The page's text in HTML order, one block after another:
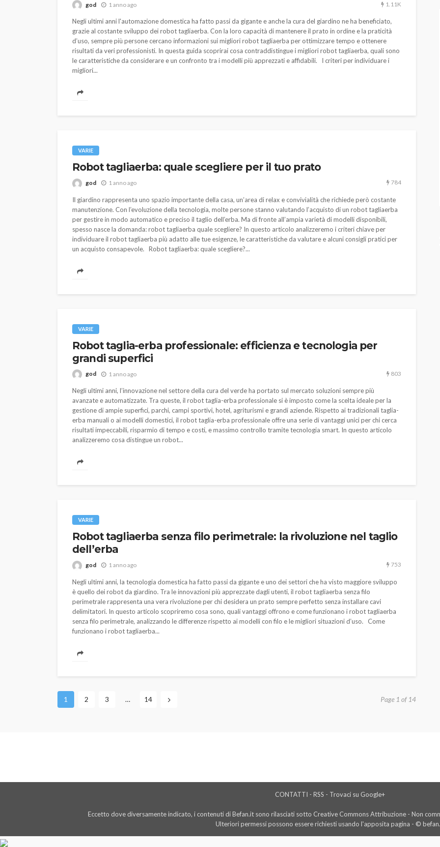
god 1 anno ago 1.11K
Negli ultimi anni l'automazione domestica ha fatto passi da gigante e anche la cura del giardino ne ha beneficiato,
grazie al costante sviluppo dei robot tagliaerba. Con la loro capacità di mantenere il prato in ordine e la praticità
d’uso, sempre più persone cercano informazioni sui migliori robot tagliaerba per ottimizzare tempo e ottenere
risultati da veri professionisti. In questa guida scoprirai cosa contraddistingue i migliori robot tagliaerba, quali sono
le caratteristiche da considerare e un confronto tra i modelli più apprezzati e affidabili. I criteri per individuare i
migliori...
VARIE
Robot tagliaerba: quale scegliere per il tuo prato
god 1 anno ago 784
Il giardino rappresenta uno spazio importante della casa, un’area di relax e convivialità che richiede però costante
manutenzione. Con l’evoluzione della tecnologia, molte persone stanno valutando l’acquisto di un robot tagliaerba
per gestire in modo automatico e preciso il taglio dell’erba. Ma di fronte all’ampia varietà di modelli disponibili,
spesso nasce la domanda: robot tagliaerba quale scegliere? In questo articolo analizzeremo i criteri chiave per
individuare il robot tagliaerba più adatto alle tue esigenze, le caratteristiche da valutare e alcuni consigli pratici per
un acquisto consapevole. Robot tagliaerba: quale scegliere?...
VARIE
Robot taglia-erba professionale: efficienza e tecnologia per
grandi superfici
god 1 anno ago 803
Negli ultimi anni, l’innovazione nel settore della cura del verde ha portato sul mercato soluzioni sempre più
avanzate e automatizzate. Tra queste, il robot taglia-erba professionale si è imposto come la scelta ideale per la
gestione di ampie superfici, parchi, campi sportivi, hotel, agriturismi e grandi aziende. Rispetto ai tradizionali taglia-
erba manuali o ai modelli domestici, il robot taglia-erba professionale offre una serie di vantaggi unici per chi cerca
risultati impeccabili, risparmio di tempo e costi, e massimo controllo tramite tecnologia smart. In questo articolo
analizzeremo cosa distingue un robot...
VARIE
Robot tagliaerba senza filo perimetrale: la rivoluzione nel taglio
dell’erba
god 1 anno ago 753
Negli ultimi anni, la tecnologia domestica ha fatto passi da gigante e uno dei settori che ha visto maggiore sviluppo
è quello dei robot da giardino. Tra le innovazioni più apprezzate dagli utenti, il robot tagliaerba senza filo
perimetrale rappresenta una vera rivoluzione per chi desidera un prato sempre perfetto senza installare cavi
delimitatori. In questo articolo scopriremo cosa sono, quali vantaggi offrono e come funzionano i robot tagliaerba
senza filo perimetrale, analizzando le differenze rispetto ai modelli con filo e le migliori situazioni d’uso. Come
funzionano i robot tagliaerba...
1 2 3 … 14 Page 1 of 14
Robot tagliaerba: quale
l’automobilismo
abbracciano la stessa causa
CONTATTI - RSS - Trovaci su Google+
Eccetto dove diversamente indicato, i contenuti di Befan.it sono rilasciati sotto Creative Commons Attribuzione - Non
Ulteriori permessi possono essere richiesti usando l'apposita pagina - ©